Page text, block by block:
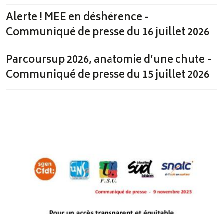
Alerte ! MEE en déshérence -
Communiqué de presse du 16 juillet 2026
Parcoursup 2026, anatomie d’une chute -
Communiqué de presse du 15 juillet 2026